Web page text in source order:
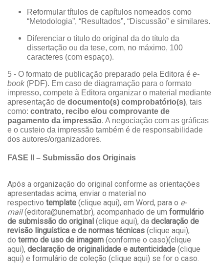
Reformular títulos de capítulos nomeados como
“Metodologia”, “Resultados”, “Discussão” e similares.
Diferenciar o título do original da do título da
dissertação ou da tese, com, no máximo, 100
caracteres (com espaço).
5 - O formato de publicação preparado pela Editora é e-
book(PDF). Em caso de diagramação para o formato
impresso, compete à Editora organizar o material mediante
apresentação de documento(s) comprobatório(s), tais
como: contrato, recibo e/ou comprovante de
pagamento da impressão. A negociação com as gráficas
e o custeio da impressão também é de responsabilidade
dos autores/organizadores.
FASE II – Submissão dos Originais
Após a organização do original conforme as orientações
apresentadas acima, enviar o material no
respectivo template (clique aqui), em Word, para o e-
mail(editora@unemat.br), acompanhado de um formulário
de submissão do original (clique aqui), da declaração de
revisão linguística e de normas técnicas (clique aqui),
do termo de uso de imagem (conforme o caso)(clique
aqui), declaração de originalidade e autenticidade (clique
aqui) e formulário de coleção (clique aqui) se for o caso.